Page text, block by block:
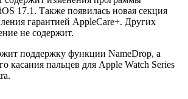
17.1. Также появилась новая секция
гарантией AppleCare+. Других
не содержит.
поддержку функции NameDrop, а
касания пальцев для Apple Watch Series